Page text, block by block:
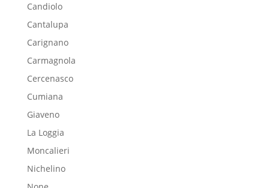
Candiolo
Cantalupa
Carignano
Carmagnola
Cercenasco
Cumiana
Giaveno
La Loggia
Moncalieri
Nichelino